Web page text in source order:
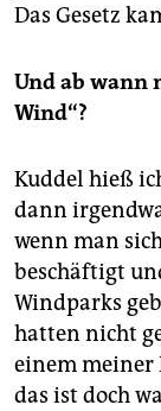
Das Gesetz
Und ab wann
Wind“?
Kuddel hieß
dann
wenn man
beschäftigt
Windparks
hatten nicht
einem meiner
das ist doch